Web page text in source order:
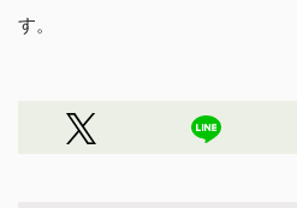
す。